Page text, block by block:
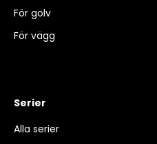
För golv
För vägg
Serier
Alla serier